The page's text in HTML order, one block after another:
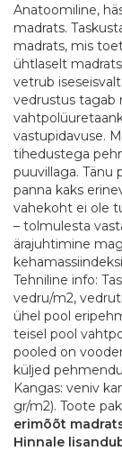
Anatoomiline,
madrats.
madrats, mis
ühtlaselt
vetrub
vedrustus tagab
vastupidavuse.
tihedustega
puuvillaga. Tänu
panna kaks
vahekoht ei ole
– tolmulesta
ärajuhtimine
Tehniline info:
vedru/m2,
ühel pool
teisel pool
pooled on
küljed
Kangas: veniv
gr/m2). Toote
erimõõt
Hinnale